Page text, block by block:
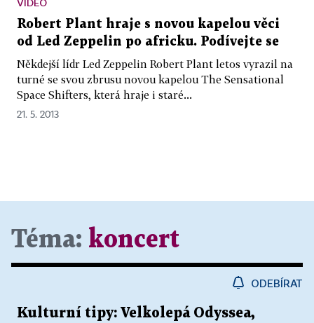
VIDEO
Robert Plant hraje s novou kapelou věci
od Led Zeppelin po africku. Podívejte se
Někdejší lídr Led Zeppelin Robert Plant letos vyrazil na
turné se svou zbrusu novou kapelou The Sensational
Space Shifters, která hraje i staré...
21. 5. 2013
Téma: koncert
ODEBÍRAT
Kulturní tipy: Velkolepá Odyssea,